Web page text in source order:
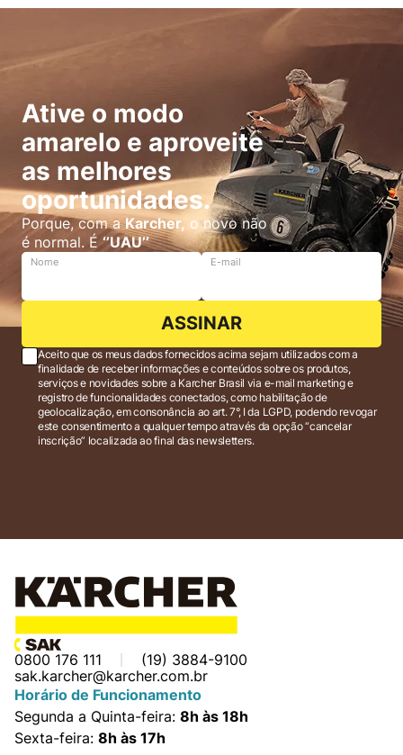
Ative o modo
amarelo e aproveite
as melhores
oportunidades.
Porque, com aKarcher, o novo não
é normal. É‘’UAU’’
Nome E-mail
ASSINAR
Aceito que os meus dados fornecidos acima sejam utilizados com a
finalidade de receber informações e conteúdos sobre os produtos,
serviços e novidades sobre a Karcher Brasil via e-mail marketing e
registro de funcionalidades conectados, como habilitação de
geolocalização, em consonância ao art. 7°, I da LGPD, podendo revogar
este consentimento a qualquer tempo através da opção “cancelar
inscrição” localizada ao final das newsletters.
0800 176 111
(19) 3884-9100
sak.karcher@karcher.com.br
Horário de Funcionamento
Segunda a Quinta-feira: 8h às 18h
Sexta-feira: 8h às 17h